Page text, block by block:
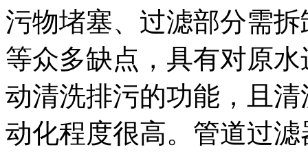
污物堵塞、过滤部分需
等众多缺点，具有对原
动清洗排污的功能，且
动化程度很高。管道过